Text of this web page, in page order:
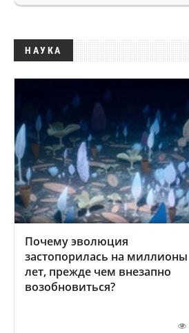
НАУКА
Почему эволюция
застопорилась на миллионы
лет, прежде чем внезапно
возобновиться?